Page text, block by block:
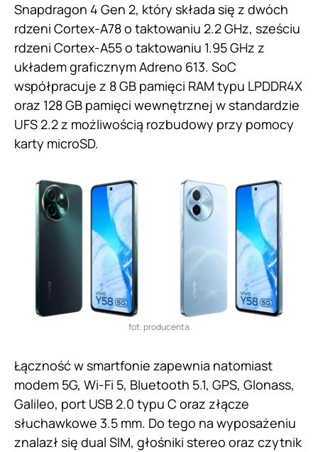
Snapdragon 4 Gen 2, który składa się z dwóch
rdzeni Cortex-A78 o taktowaniu 2.2 GHz, sześciu
rdzeni Cortex-A55 o taktowaniu 1.95 GHz z
układem graficznym Adreno 613. SoC
współpracuje z 8 GB pamięci RAM typu LPDDR4X
oraz 128 GB pamięci wewnętrznej w standardzie
UFS 2.2 z możliwością rozbudowy przy pomocy
karty microSD.
fot. producenta
Łączność w smartfonie zapewnia natomiast
modem 5G, Wi-Fi 5, Bluetooth 5.1, GPS, Glonass,
Galileo, port USB 2.0 typu C oraz złącze
słuchawkowe 3.5 mm. Do tego na wyposażeniu
znalazł się dual SIM, głośniki stereo oraz czytnik